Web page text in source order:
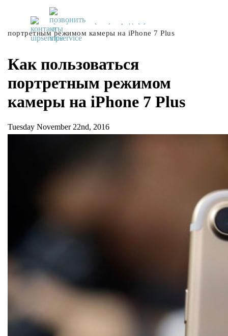
UiPservice »[:ru]Советы[:ua]Поради[:]
портретным режимом камеры на iPhone 7 Plus
Как пользоваться
портретным режимом
камеры на iPhone 7 Plus
Tuesday November 22nd, 2016